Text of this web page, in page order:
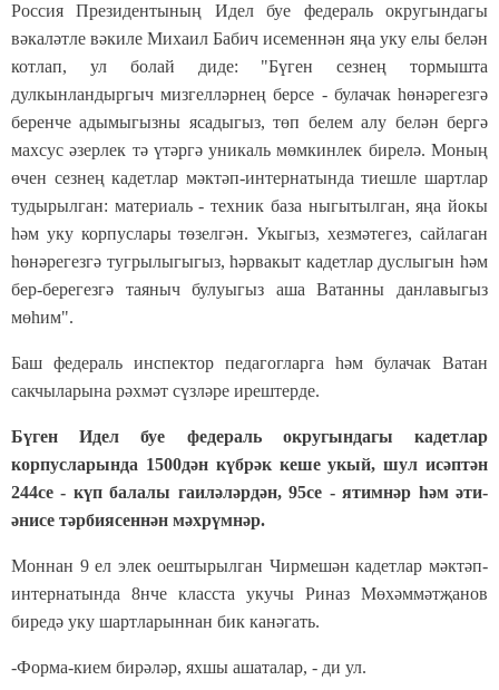
Россия Президентының Идел буе федераль округындагы
вәкаләтле вәкиле Михаил Бабич исеменнән яңа уку елы белән
котлап, ул болай диде: "Бүген сезнең тормышта
дулкынландыргыч мизгелләрнең берсе - булачак һөнәрегезгә
беренче адымыгызны ясадыгыз, төп белем алу белән бергә
махсус әзерлек тә үтәргә уникаль мөмкинлек бирелә. Моның
өчен сезнең кадетлар мәктәп-интернатында тиешле шартлар
тудырылган: материаль - техник база ныгытылган, яңа йокы
һәм уку корпуслары төзелгән. Укыгыз, хезмәтегез, сайлаган
һөнәрегезгә тугрылыгыгыз, һәрвакыт кадетлар дуслыгын һәм
бер-берегезгә таяныч булуыгыз аша Ватанны данлавыгыз
мөһим".
Баш федераль инспектор педагогларга һәм булачак Ватан
сакчыларына рәхмәт сүзләре ирештерде.
Бүген Идел буе федераль округындагы кадетлар
корпусларында 1500дән күбрәк кеше укый, шул исәптән
244се - күп балалы гаиләләрдән, 95се - ятимнәр һәм әти-
әнисе тәрбиясеннән мәхрүмнәр.
Моннан 9 ел элек оештырылган Чирмешән кадетлар мәктәп-
интернатында 8нче класста укучы Риназ Мөхәммәтҗанов
биредә уку шартларыннан бик канәгать.
-Форма-кием бирәләр, яхшы ашаталар, - ди ул.